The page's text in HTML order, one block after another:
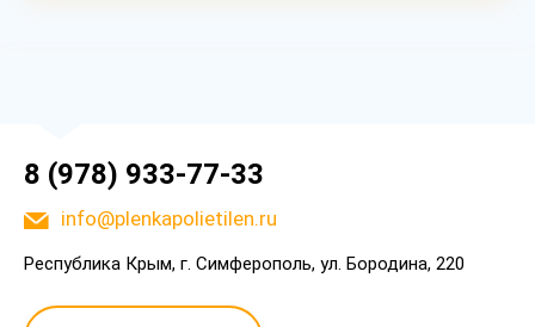
8 (978) 933-77-33
info@plenkapolietilen.ru
Республика Крым, г. Симферополь, ул. Бородина, 220